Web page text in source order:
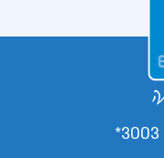
3003*